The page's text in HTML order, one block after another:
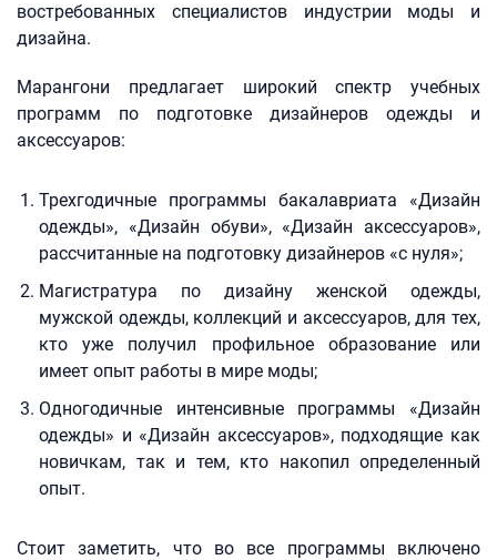
востребованных специалистов индустрии моды и
дизайна.
Марангони предлагает широкий спектр учебных
программ по подготовке дизайнеров одежды и
аксессуаров:
Трехгодичные программы бакалавриата «Дизайн
одежды», «Дизайн обуви», «Дизайн аксессуаров»,
рассчитанные на подготовку дизайнеров «с нуля»;
Магистратура по дизайну женской одежды,
мужской одежды, коллекций и аксессуаров, для тех,
кто уже получил профильное образование или
имеет опыт работы в мире моды;
Одногодичные интенсивные программы «Дизайн
одежды» и «Дизайн аксессуаров», подходящие как
новичкам, так и тем, кто накопил определенный
опыт.
Стоит заметить, что во все программы включено